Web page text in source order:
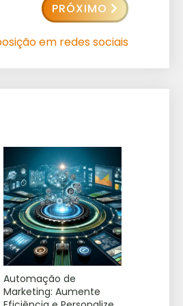
PRÓXIMO
em redes sociais
Automação de
Marketing: Aumente